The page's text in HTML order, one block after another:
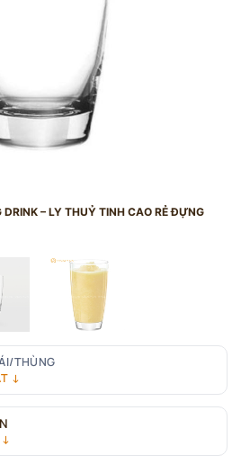
– LY THUỶ TINH CAO RẺ ĐỰNG
THÙNG
↓
↓